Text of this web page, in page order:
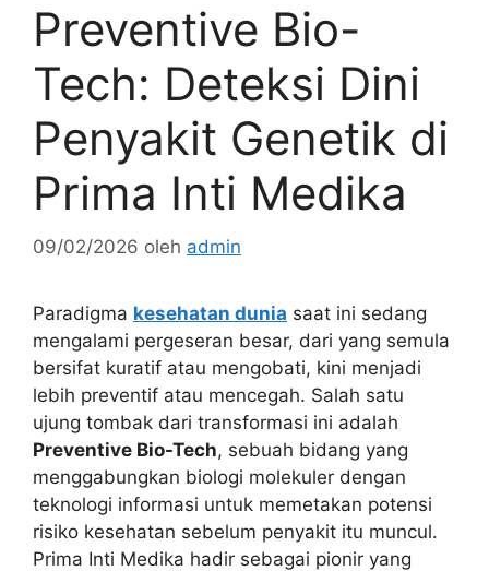
Preventive Bio-
Tech: Deteksi Dini
Penyakit Genetik di
Prima Inti Medika
09/02/2026 oleh admin
Paradigma kesehatan dunia saat ini sedang
mengalami pergeseran besar, dari yang semula
bersifat kuratif atau mengobati, kini menjadi
lebih preventif atau mencegah. Salah satu
ujung tombak dari transformasi ini adalah
Preventive Bio-Tech, sebuah bidang yang
menggabungkan biologi molekuler dengan
teknologi informasi untuk memetakan potensi
risiko kesehatan sebelum penyakit itu muncul.
Prima Inti Medika hadir sebagai pionir yang